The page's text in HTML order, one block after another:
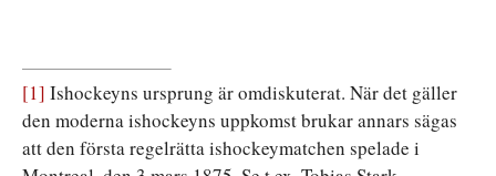
[1] Ishockeyns ursprung är omdiskuterat. När det gäller
den moderna ishockeyns uppkomst brukar annars sägas
att den första regelrätta ishockeymatchen spelade i